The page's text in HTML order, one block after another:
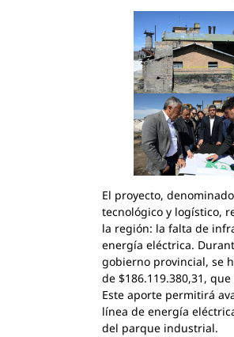
El proyecto,
tecnológico y logístico,
la región: la falta de
energía eléctrica.
gobierno provincial, se
de $186.119.380,31,
Este aporte permitirá
línea de energía
del parque industrial.